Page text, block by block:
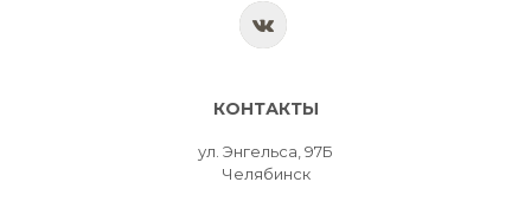
КОНТАКТЫ
ул. Энгельса, 97Б
Челябинск